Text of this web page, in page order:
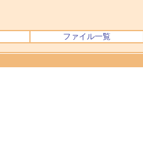
ファイル一覧